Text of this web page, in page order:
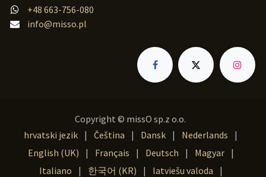
+48 663-756-080
info@misso.pl
Copyright © missO sp.z o.o.
hrvatski jezik | Čeština | Dansk | Nederlands
|
English (UK)
| Français | Deutsch | Magyar
|
Italiano
| 한국어 (KR) | latviešu valoda
|